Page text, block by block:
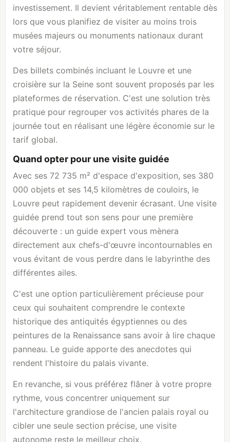
investissement. Il devient véritablement rentable dès
lors que vous planifiez de visiter au moins trois
musées majeurs ou monuments nationaux durant
votre séjour.
Des billets combinés incluant le Louvre et une
croisière sur la Seine sont souvent proposés par les
plateformes de réservation. C'est une solution très
pratique pour regrouper vos activités phares de la
journée tout en réalisant une légère économie sur le
tarif global.
Quand opter pour une visite guidée
Avec ses 72 735 m² d'espace d'exposition, ses 380
000 objets et ses 14,5 kilomètres de couloirs, le
Louvre peut rapidement devenir écrasant. Une visite
guidée prend tout son sens pour une première
découverte : un guide expert vous mènera
directement aux chefs-d'œuvre incontournables en
vous évitant de vous perdre dans le labyrinthe des
différentes ailes.
C'est une option particulièrement précieuse pour
ceux qui souhaitent comprendre le contexte
historique des antiquités égyptiennes ou des
peintures de la Renaissance sans avoir à lire chaque
panneau. Le guide apporte des anecdotes qui
rendent l'histoire du palais vivante.
En revanche, si vous préférez flâner à votre propre
rythme, vous concentrer uniquement sur
l'architecture grandiose de l'ancien palais royal ou
cibler une seule section précise, une visite
autonome reste le meilleur choix.